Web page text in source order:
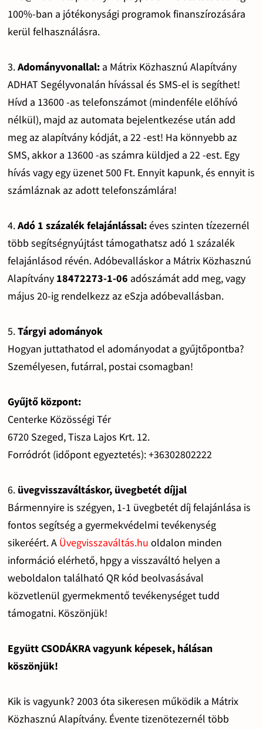
100%-ban a jótékonysági programok finanszírozására
kerül felhasználásra.
3.Adományvonallal:a Mátrix Közhasznú Alapítvány
ADHAT Segélyvonalán hívással és SMS-el is segíthet!
Hívd a 13600 -as telefonszámot (mindenféle előhívó
nélkül), majd az automata bejelentkezése után add
meg az alapítvány kódját, a 22 -est! Ha könnyebb az
SMS, akkor a 13600 -as számra küldjed a 22 -est. Egy
hívás vagy egy üzenet 500 Ft. Ennyit kapunk, és ennyit is
számláznak az adott telefonszámlára!
4.Adó 1 százalék felajánlással:éves szinten tízezernél
több segítségnyújtást támogathatsz adó 1 százalék
felajánlásod révén. Adóbevalláskor a Mátrix Közhasznú
Alapítvány 18472273-1-06 adószámát add meg, vagy
május 20-ig rendelkezz az eSzja adóbevallásban.
5.Tárgyi adományok
Hogyan juttathatod el adományodat a gyűjtőpontba?
Személyesen, futárral, postai csomagban!
Gyűjtő központ:
Centerke Közösségi Tér
6720 Szeged, Tisza Lajos Krt. 12.
Forródrót (időpont egyeztetés): +36302802222
6. üvegvisszaváltáskor, üvegbetét díjjal
Bármennyire is szégyen, 1-1 üvegbetét díj felajánlása is
fontos segítség a gyermekvédelmi tevékenység
sikeréért. A Üvegvisszaváltás.hu oldalon minden
információ elérhető, hpgy a visszaváltó helyen a
weboldalon található QR kód beolvasásával
közvetlenül gyermekmentő tevékenységet tudd
támogatni. Köszönjük!
Együtt CSODÁKRA vagyunk képesek, hálásan
köszönjük!
Kik is vagyunk? 2003 óta sikeresen működik a Mátrix
Közhasznú Alapítvány. Évente tizenötezernél több